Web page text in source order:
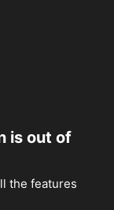
is out of
the features